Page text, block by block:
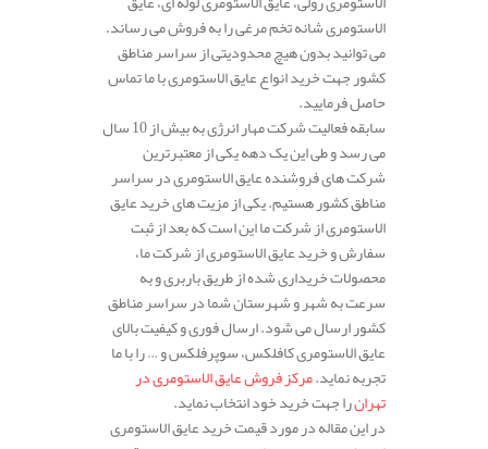
الاستومری شانه تخم مرغی را به فروش می رساند.
می توانید بدون هیچ محدودیتی از سراسر مناطق
کشور جهت خرید انواع عایق الاستومری با ما تماس
حاصل فرمایید.
سابقه فعالیت شرکت مهار انرژی به بیش از 10 سال
می رسد و طی این یک دهه یکی از معتبرترین
شرکت های فروشنده عایق الاستومری در سراسر
مناطق کشور هستیم. یکی از مزیت های خرید عایق
الاستومری از شرکت ما این است که بعد از ثبت
سفارش و خرید عایق الاستومری از شرکت ما،
محصولات خریداری شده از طریق باربری و به
سرعت به شهر و شهرستان شما در سراسر مناطق
کشور ارسال می شود. ارسال فوری و کیفیت بالای
عایق الاستومری کافلکس، سوپرفلکس و … را با ما
تجربه نماید.مرکز فروش عایق الاستومری در
تهرانرا جهت خرید خود انتخاب نماید.
در این مقاله در مورد قیمت خرید عایق الاستومری